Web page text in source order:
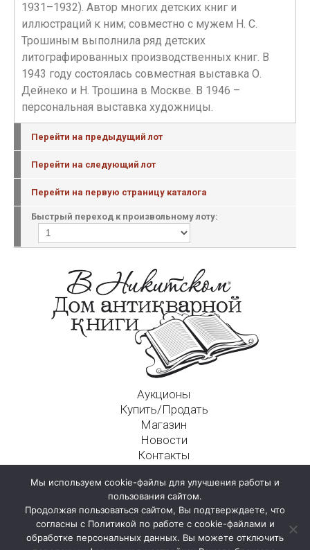
1931–1932). Автор многих детских книг и
иллюстраций к ним; совместно с мужем Н. С.
Трошиным выполнила ряд детских
литографированных производственных книг. В
1943 году состоялась совместная выставка О.
Дейнеко и Н. Трошина в Москве. В 1946 –
персональная выставка художницы.
Перейти на предыдущий лот
Перейти на следующий лот
Перейти на первую страницу каталога
Быстрый переход к произвольному лоту:
Аукционы
Купить/Продать
Магазин
Новости
Контакты
125009, г. Москва, Никитский пер., д. 4а, стр. 1
Мы используем cookie-файлы для улучшения работы и
пользования сайтом.
Продолжая пользоваться сайтом, Вы подтверждаете, что
согласны с Политикой по работе с cookie-файлами и
обработке персональных данных. Вы можете отключить